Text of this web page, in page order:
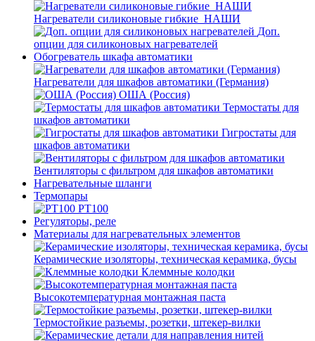
Нагреватели силиконовые гибкие_НАШИ
Доп.
опции для силиконовых нагревателей
Обогреватель шкафа автоматики
Нагреватели для шкафов автоматики (Германия)
ОША (Россия)
Термостаты для
шкафов автоматики
Гигростаты для
шкафов автоматики
Вентиляторы с фильтром для шкафов автоматики
Нагревательные шланги
Термопары
PT100
Регуляторы, реле
Материалы для нагревательных элементов
Керамические изоляторы, техническая керамика, бусы
Клеммные колодки
Высокотемпературная монтажная паста
Термостойкие разъемы, розетки, штекер-вилки